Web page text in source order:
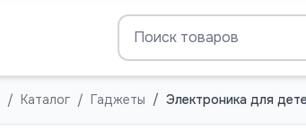
Каталог Гаджеты Электроника для